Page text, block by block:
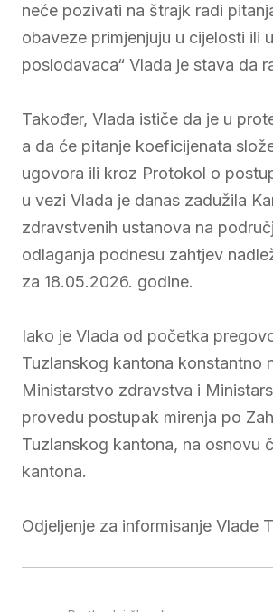
neće pozivati na štrajk radi
obaveze primjenjuju u cijelosti ili
poslodavaca“ Vlada je stava da
Također, Vlada ističe da je u
a da će pitanje koeficijenata
ugovora ili kroz Protokol o
u vezi Vlada je danas zadužila
zdravstvenih ustanova na
odlaganja podnesu zahtjev
za 18.05.2026. godine.
Iako je Vlada od početka
Tuzlanskog kantona konstantno
Ministarstvo zdravstva i
provedu postupak mirenja po
Tuzlanskog kantona, na osnovu
kantona.
Odjeljenje za informisanje